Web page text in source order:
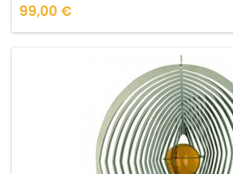
Prix
99,00 €